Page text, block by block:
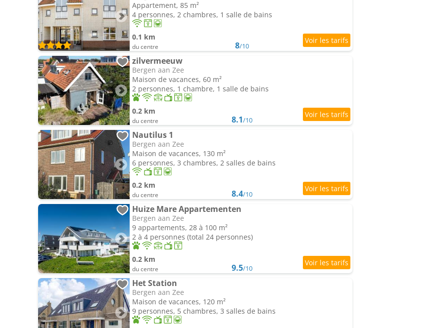
Appartement, 85 m²
4 personnes, 2 chambres, 1 salle de bains
0.1 km
du centre 8/10
zilvermeeuw
Bergen aan Zee
Maison de vacances, 60 m²
2 personnes, 1 chambre, 1 salle de bains
0.2 km
du centre 8.1/10
Nautilus 1
Bergen aan Zee
Maison de vacances, 130 m²
6 personnes, 3 chambres, 2 salles de bains
0.2 km
du centre 8.4/10
Huize Mare Appartementen
Bergen aan Zee
9 appartements, 28 à 100 m²
2 à 4 personnes (total 24 personnes)
0.2 km
du centre 9.5/10
Het Station
Bergen aan Zee
Maison de vacances, 120 m²
9 personnes, 5 chambres, 3 salles de bains